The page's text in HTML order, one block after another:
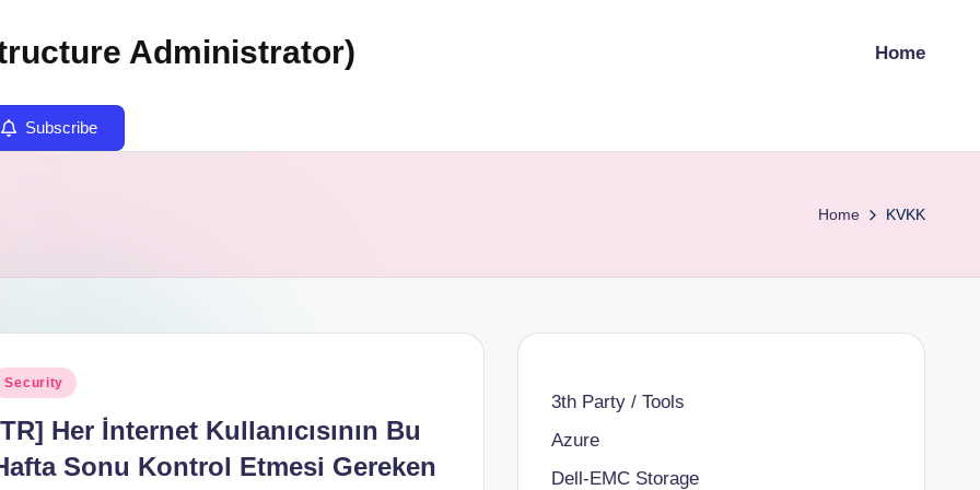
Administrator) Home
Subscribe
Home KVKK
Security
Her İnternet Kullanıcısının Bu
Sonu Kontrol Etmesi Gereken
3th Party / Tools
Azure
Dell-EMC Storage